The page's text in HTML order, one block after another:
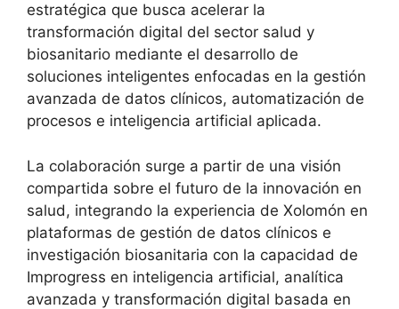
estratégica que busca acelerar la
transformación digital del sector salud y
biosanitario mediante el desarrollo de
soluciones inteligentes enfocadas en la gestión
avanzada de datos clínicos, automatización de
procesos e inteligencia artificial aplicada.
La colaboración surge a partir de una visión
compartida sobre el futuro de la innovación en
salud, integrando la experiencia de Xolomón en
plataformas de gestión de datos clínicos e
investigación biosanitaria con la capacidad de
Improgress en inteligencia artificial, analítica
avanzada y transformación digital basada en